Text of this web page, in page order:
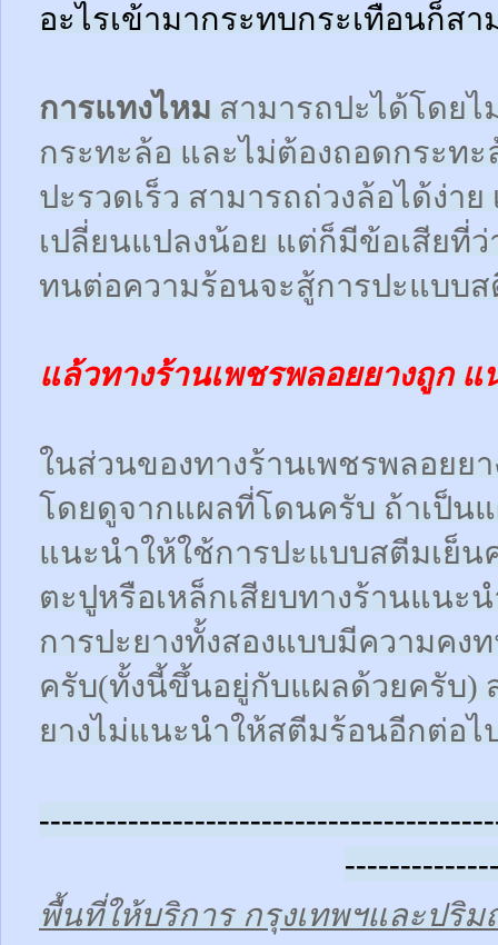
อะไรเข้ามากระทบกระเทือนก็ส
การแทงไหม สามารถปะได้โดยไ
กระทะล้อ และไม่ต้องถอดกระทะ
ปะรวดเร็ว สามารถถ่วงล้อได้ง่า
เปลี่ยนแปลงน้อย แต่ก็มีข้อเสียที่
ทนต่อความร้อนจะสู้การปะแบบ
แล้วทางร้านเพชรพลอยยางถูก
ในส่วนของทางร้านเพชรพลอยย
โดยดูจากแผลที่โดนครับ ถ้าเป็น
แนะนำให้ใช้การปะแบบสตีมเย็
ตะปูหรือเหล็กเสียบทางร้านแนะ
การปะยางทั้งสองแบบมีความคง
ครับ(ทั้งนี้ขึ้นอยู่กับแผลด้วยครับ)
ยางไม่แนะนำให้สตีมร้อนอีกต่อไ
พื้นที่ให้บริการ กรุงเทพฯและปริ